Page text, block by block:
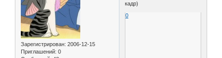
Зарегистрирован: 2006-12-15
Приглашений: 0
кадр)
0